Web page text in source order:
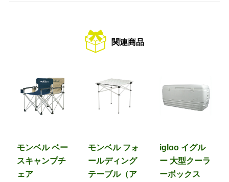
関連商品
モンベル ベー
スキャンプチ
ェア
モンベル フォ
ールディング
テーブル（ア
igloo イグル
ー 大型クーラ
ーボックス